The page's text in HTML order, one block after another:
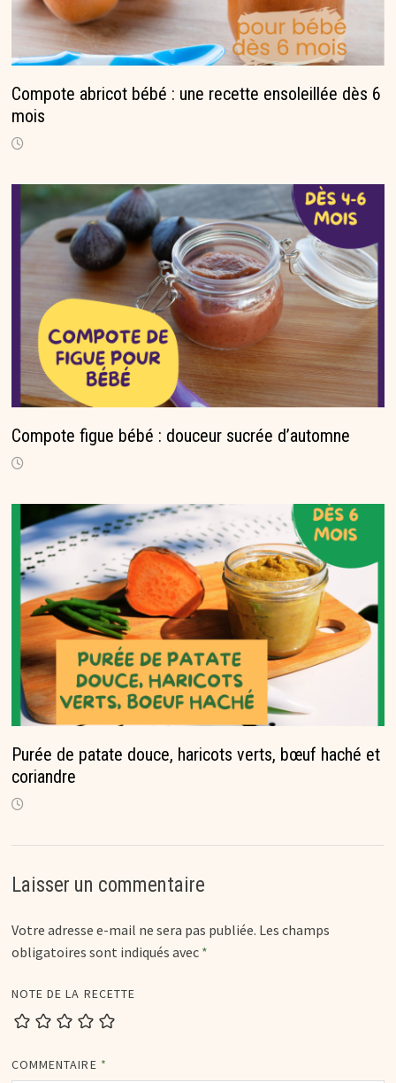
Compote abricot bébé : une recette ensoleillée dès 6
mois
Compote figue bébé : douceur sucrée d’automne
Purée de patate douce, haricots verts, bœuf haché et
coriandre
Laisser un commentaire
Votre adresse e-mail ne sera pas publiée. Les champs
obligatoires sont indiqués avec *
NOTE DE LA RECETTE
COMMENTAIRE *